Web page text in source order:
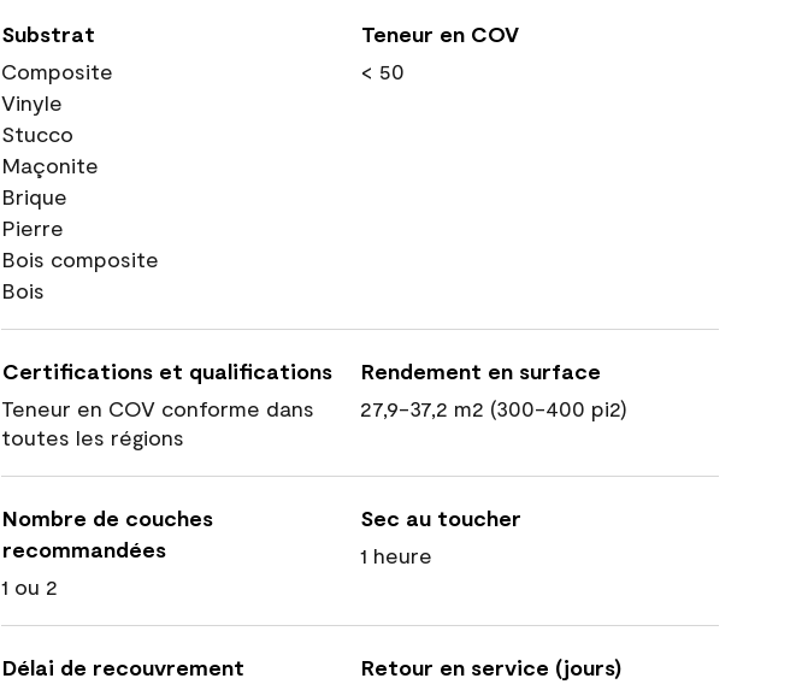
Substrat
Composite
Vinyle
Stucco
Maçonite
Brique
Pierre
Bois composite
Bois
Teneur en COV
< 50
Certifications et qualifications
Teneur en COV conforme dans
toutes les régions
Rendement en surface
27,9-37,2 m2 (300-400 pi2)
Nombre de couches
recommandées
1 ou 2
Sec au toucher
1 heure
Délai de recouvrement
Retour en service (jours)